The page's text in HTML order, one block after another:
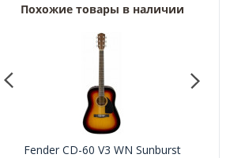
Похожие товары в наличии
Fender CD-60 V3 WN Sunburst